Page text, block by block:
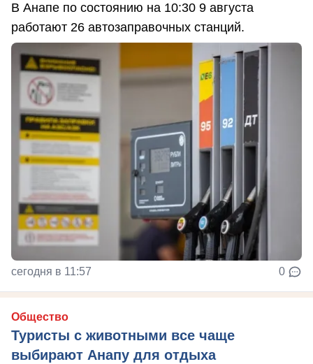
В Анапе по состоянию на 10:30 9 августа
работают 26 автозаправочных станций.
сегодня в 11:57 0
Общество
Туристы с животными все чаще
выбирают Анапу для отдыха